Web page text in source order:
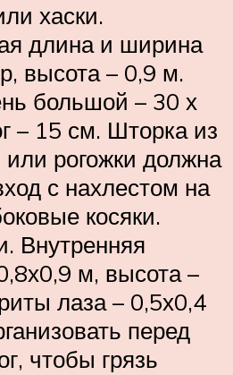
хаски.
длина и ширина
высота – 0,9 м.
большой – 30 х
– 15 см. Шторка из
рогожки должна
с нахлестом на
косяки.
Внутренняя
м, высота –
лаза – 0,5х0,4
перед
чтобы грязь